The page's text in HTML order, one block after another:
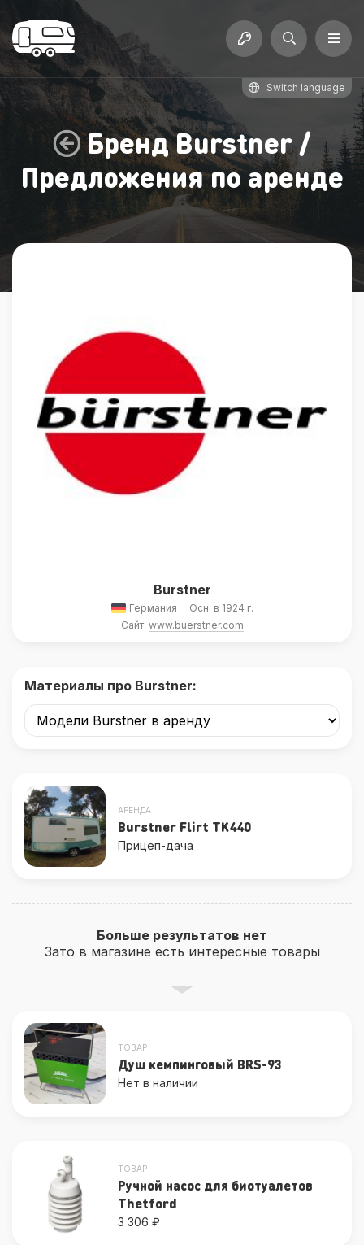
Switch language
БрендBurstner/
Предложения по аренде
Burstner
Германия
Осн. в 1924 г.
Сайт: www.buerstner.com
Материалы про Burstner:
АРЕНДА
Burstner Flirt TK440
Прицеп-дача
Больше результатов нет
Зато в магазине есть интересные товары
ТОВАР
Душ кемпинговый BRS-93
Нет в наличии
ТОВАР
Ручной насос для биотуалетов
Thetford
3 306 ₽